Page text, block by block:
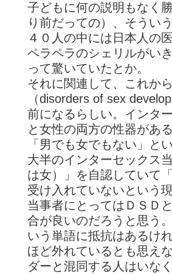
子どもに何の説明もなく
り前だっての）、そうい
４０人の中には日本人の
ペラペラのシェリルがい
って驚いていたとか。
それに関連して、これか
（disorders of sex
前になるらしい。インタ
と女性の両方の性器があ
「男でも女でもない」と
大半のインターセックス
は女）」を自認していて
受け入れていないという
当事者にとってはＤＳＤ
合が良いのだろうと思う
いう単語に抵抗はあるけ
ほど外れているとも思え
ダーと混同する人はいな